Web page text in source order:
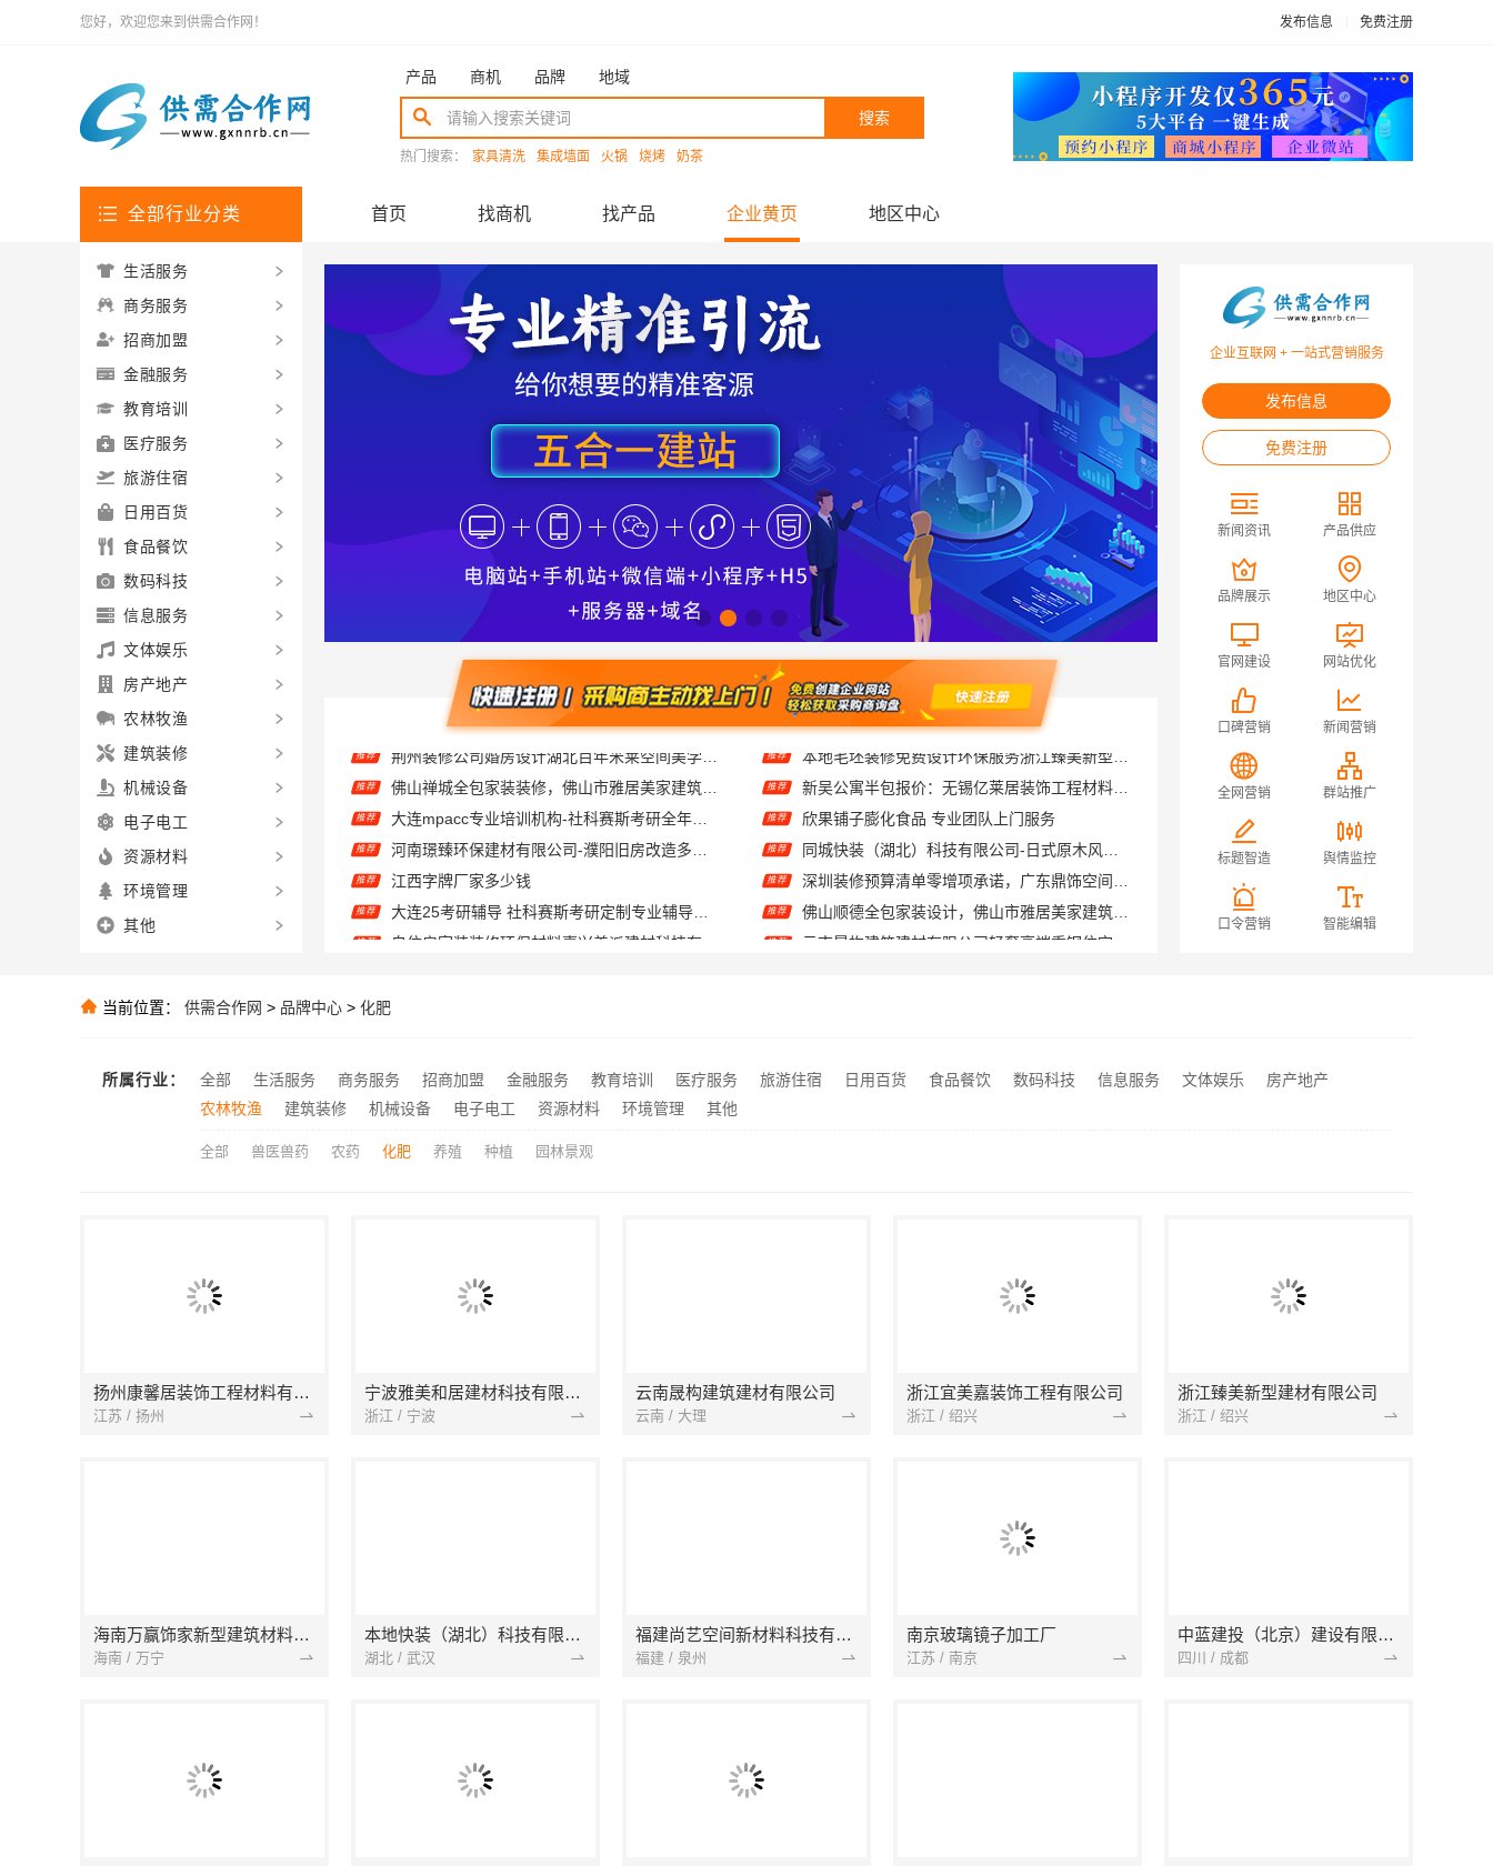
您好，欢迎您来到供需合作网！ 发布信息 免费注册
产品 商机 品牌 地域
搜索
热门搜索： 家具清洗 集成墙面 火锅 烧烤 奶茶
全部行业分类 首页 找商机 找产品 企业黄页 地区中心
推荐 佛山禅城全包家装装修，佛山市雅居美家建筑装饰工程有限公司全程托管
推荐 大连mpacc专业培训机构-社科赛斯考研全年魔鬼集训营
推荐 河南璟臻环保建材有限公司-濮阳旧房改造多少钱
推荐 江西字牌厂家多少钱
推荐
推荐 自住房家装装修环保材料嘉兴美派建材科技有限公司
推荐
推荐 基装设计施工一体化哪家专业_无锡亿莱居装饰工程材料有限公司
推荐 荆州装修公司婚房设计湖北百年米莱空间美学装饰材料有限公司
推荐 新吴公寓半包报价：无锡亿莱居装饰工程材料有限公司性价比之选
推荐 欣果铺子膨化食品 专业团队上门服务
推荐
推荐 深圳装修预算清单零增项承诺，广东鼎饰空间装饰工程有限公司
推荐 佛山顺德全包家装设计，佛山市雅居美家建筑装饰工程有限公司值得信赖
推荐 云南晟构建筑建材有限公司轻奢高端重钢住宅报价
推荐 海南万赢饰家：旧房吊顶焕新设计
企业互联网 + 一站式营销服务
发布信息
免费注册
新闻资讯 产品供应
品牌展示 地区中心
官网建设 网站优化
口碑营销 新闻营销
全网营销 群站推广
标题智造 舆情监控
口令营销 智能编辑
生活服务
商务服务
招商加盟
金融服务
教育培训
医疗服务
旅游住宿
日用百货
食品餐饮
数码科技
信息服务
文体娱乐
房产地产
农林牧渔
建筑装修
机械设备
电子电工
资源材料
环境管理
其他
当前位置： 供需合作网 > 品牌中心 > 化肥
所属行业： 全部 生活服务 商务服务 招商加盟 金融服务 教育培训 医疗服务 旅游住宿 日用百货 食品餐饮 数码科技 信息服务 文体娱乐
房产地产
农林牧渔
建筑装修 机械设备 电子电工 资源材料 环境管理 其他
全部 兽医兽药 农药 化肥 养殖 种植 园林景观
扬州康馨居装饰工程材料有限公司
江苏 / 扬州
宁波雅美和居建材科技有限公司
浙江 / 宁波
云南晟构建筑建材有限公司
云南 / 大理
浙江宜美嘉装饰工程有限公司
浙江 / 绍兴
浙江臻美新型建材有限公司
浙江 / 绍兴
海南万赢饰家新型建筑材料有限公司
海南 / 万宁
本地快装（湖北）科技有限公司
湖北 / 武汉
福建尚艺空间新材料科技有限公司
福建 / 泉州
南京玻璃镜子加工厂
江苏 / 南京
中蓝建投（北京）建设有限公司四川第一分公司
四川 / 成都